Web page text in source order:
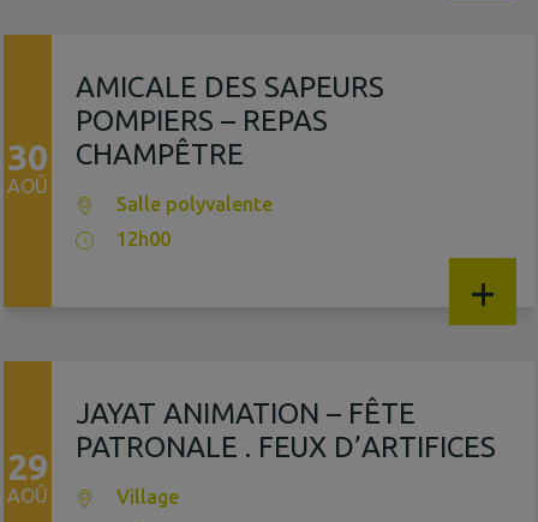
30
AOÛ
AMICALE DES SAPEURS
POMPIERS – REPAS
CHAMPÊTRE
Salle polyvalente
12h00
+
29
AOÛ
JAYAT ANIMATION – FÊTE
PATRONALE . FEUX D’ARTIFICES
Village